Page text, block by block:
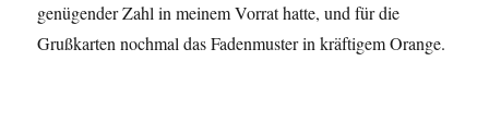
genügender Zahl in meinem Vorrat hatte, und für die
Grußkarten nochmal das Fadenmuster in kräftigem Orange.